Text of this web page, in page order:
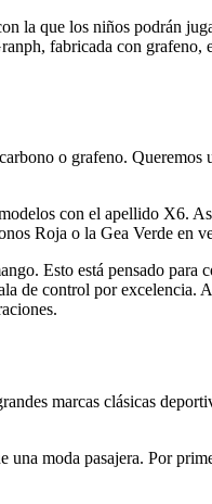
la que los niños podrán
fabricada con grafeno,
o grafeno.
con el apellido X6.
Roja o la Gea Verde en
Esto está pensado para
de control por excelencia.
marcas clásicas
una moda pasajera. Por